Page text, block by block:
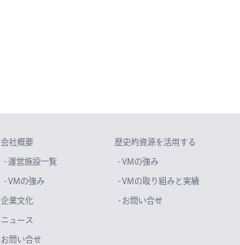
会社概要
- 運営施設一覧
- VMの強み
企業文化
ニュース
お問い合せ
歴史的資源を活用する
- VMの強み
- VMの取り組みと実績
- お問い合せ